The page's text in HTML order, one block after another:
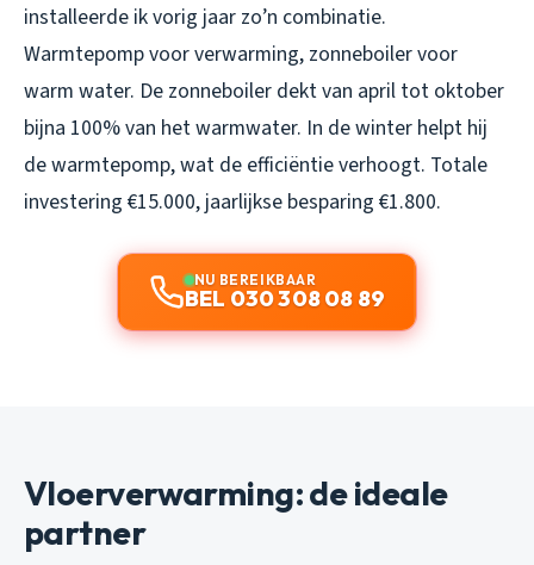
installeerde ik vorig jaar zo’n combinatie.
Warmtepomp voor verwarming, zonneboiler voor
warm water. De zonneboiler dekt van april tot oktober
bijna 100% van het warmwater. In de winter helpt hij
de warmtepomp, wat de efficiëntie verhoogt. Totale
investering €15.000, jaarlijkse besparing €1.800.
NU BEREIKBAAR
BEL 030 308 08 89
Vloerverwarming: de ideale
partner